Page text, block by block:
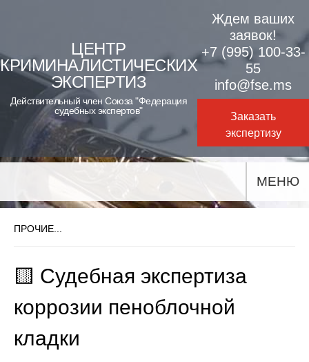
content
ЦЕНТР
КРИМИНАЛИСТИЧЕСКИХ
ЭКСПЕРТИЗ
Действительный член Союза "Федерация
судебных экспертов"
Ждем ваших
заявок!
+7 (995) 100-33-
55
info@fse.ms
Заказать
экспертизу
МЕНЮ
ПРОЧИЕ...
🟨 Судебная экспертиза
коррозии пеноблочной
кладки